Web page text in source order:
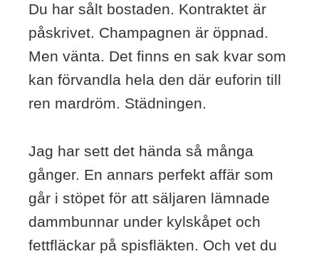
Du har sålt bostaden. Kontraktet är
påskrivet. Champagnen är öppnad.
Men vänta. Det finns en sak kvar som
kan förvandla hela den där euforin till
ren mardröm. Städningen.
Jag har sett det hända så många
gånger. En annars perfekt affär som
går i stöpet för att säljaren lämnade
dammbunnar under kylskåpet och
fettfläckar på spisfläkten. Och vet du